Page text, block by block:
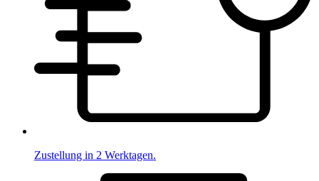
Zustellung in 2 Werktagen.